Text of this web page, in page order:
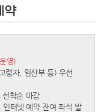
약
영)
령자, 임산부 등) 우선
선착순 마감
터넷 예약 잔여 좌석 발